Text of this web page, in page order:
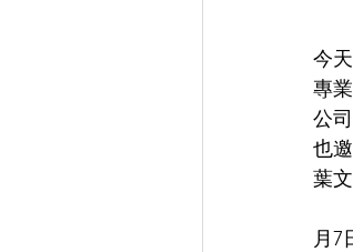
今
專
公
也
葉
月7